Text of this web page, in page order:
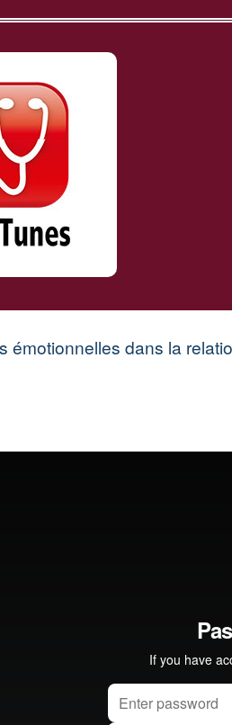
émotionnelles dans la